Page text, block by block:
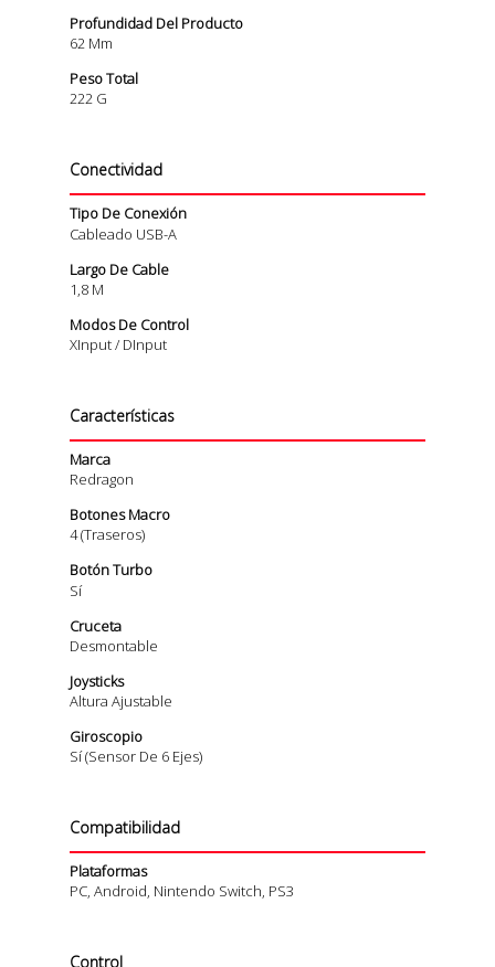
Profundidad Del Producto
62 Mm
Peso Total
222 G
Conectividad
Tipo De Conexión
Cableado USB-A
Largo De Cable
1,8 M
Modos De Control
XInput / DInput
Características
Marca
Redragon
Botones Macro
4 (traseros)
Botón Turbo
Sí
Cruceta
Desmontable
Joysticks
Altura Ajustable
Giroscopio
Sí (sensor De 6 Ejes)
Compatibilidad
Plataformas
PC, Android, Nintendo Switch, PS3
Control